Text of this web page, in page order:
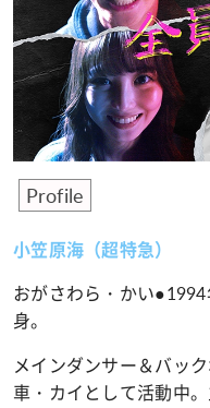
Profile
小笠原海（超特急）
おがさわら・かい
身。
メインダンサー＆バッ
車・カイとして活動中